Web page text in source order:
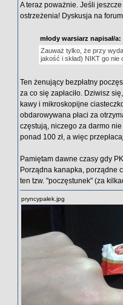
A teraz poważnie. Jeśli
ostrzeżenia! Dyskusja na
młody warsiarz napisał/a:
Zauważ tylko, że przy
jakość i skład) NIKT go nie
Ten żenujący bezpłatny
za co się zapłaciło. Dziwisz
kawy i mikroskopijne
obdarowywana płaci za
częstują, niczego za darmo
ponad 100 zł, a więc
Pamiętam dawne czasy gdy
Porządna kanapka, porządne
ten tzw. "poczęstunek" (za
pryncypałek.jpg